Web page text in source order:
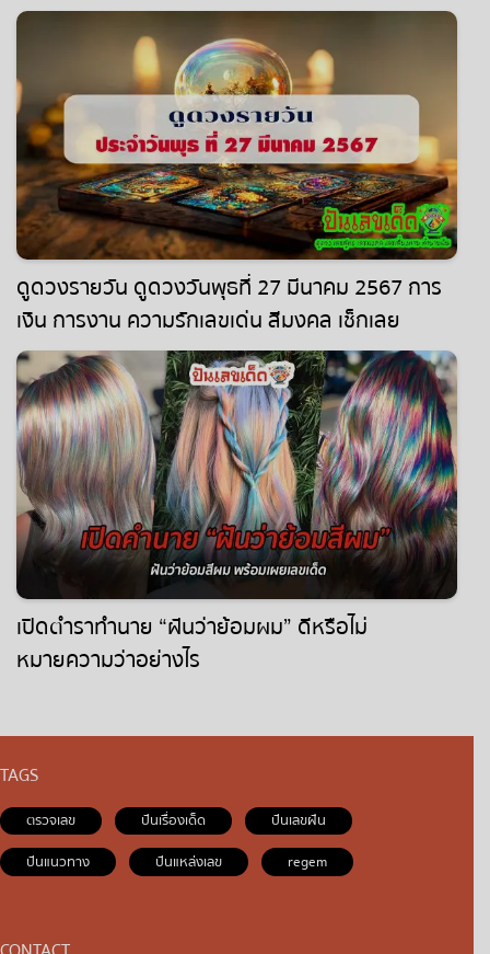
ดูดวงรายวัน ดูดวงวันพุธที่ 27 มีนาคม 2567 การ
เงิน การงาน ความรักเลขเด่น สีมงคล เช็กเลย
เปิดตำราทำนาย “ฝันว่าย้อมผม” ดีหรือไม่
หมายความว่าอย่างไร
TAGS
ตรวจเลข ปันเรื่องเด็ด
ปันเลขฝัน
ปันแนวทาง
ปันแหล่งเลข regem